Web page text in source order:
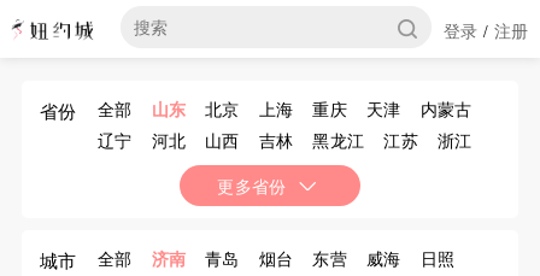
登录 / 注册
省份 全部 山东 北京 上海 重庆 天津
内蒙古
辽宁
河北 山西 吉林 黑龙江 江苏
浙江
福建 江西 河南 湖北
海南 四川 贵州 云南
更多省份
城市 全部 济南 青岛 烟台 东营 威海
日照